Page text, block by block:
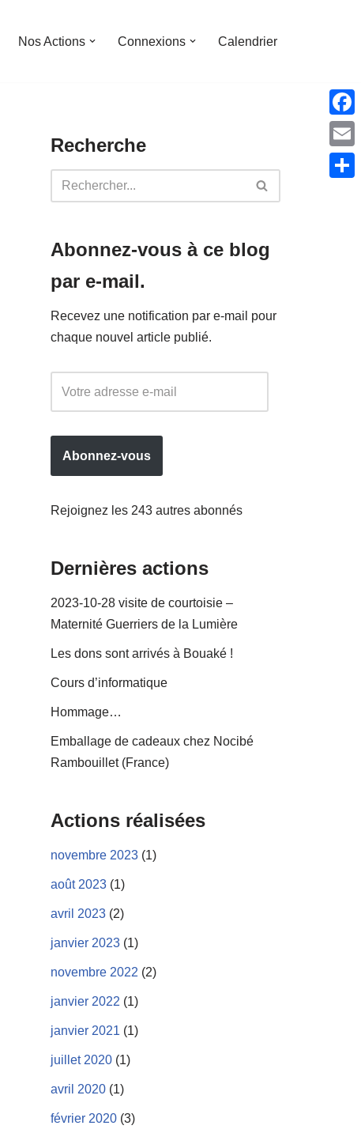
Nos Actions Connexions Calendrier
Recherche
Abonnez-vous à ce blog
par e-mail.
Recevez une notification par e-mail pour
chaque nouvel article publié.
Abonnez-vous
Rejoignez les 243 autres abonnés
Dernières actions
2023-10-28 visite de courtoisie –
Maternité Guerriers de la Lumière
Les dons sont arrivés à Bouaké !
Cours d’informatique
Hommage…
Emballage de cadeaux chez Nocibé
Rambouillet (France)
Actions réalisées
novembre 2023 (1)
août 2023 (1)
avril 2023 (2)
janvier 2023 (1)
novembre 2022 (2)
janvier 2022 (1)
janvier 2021 (1)
juillet 2020 (1)
avril 2020 (1)
février 2020 (3)
Email